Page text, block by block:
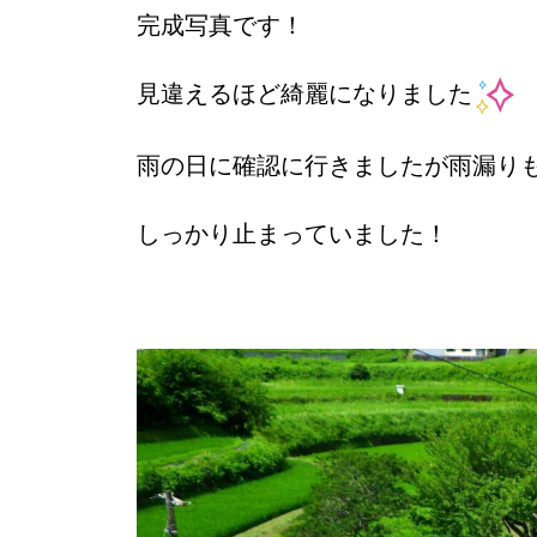
完成写真です！
見違えるほど綺麗になりました
雨の日に確認に行きましたが雨漏り
しっかり止まっていました！